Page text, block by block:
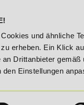
und ähnliche
erheben. Ein Klick
Drittanbieter gemäß
Einstellungen
bis 03.09.2026 -